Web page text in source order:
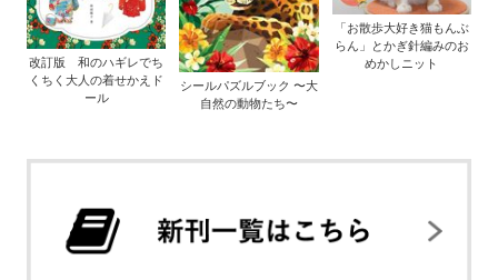
改訂版 和のハギレでち
くちく大人の着せかえド
ール
シールパズルブック 〜大
自然の動物たち〜
「お散歩大好き猫もんぶ
らん」とかぎ針編みのお
めかしニット